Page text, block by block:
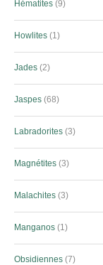
Hématites 9
Howlites 1
Jades 2
Jaspes 68
Labradorites 3
Magnétites 3
Malachites 3
Manganos 1
Obsidiennes 7